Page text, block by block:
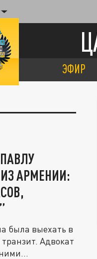
ЭФИР
АРМЕНИИ:
была выехать в
Адвокат